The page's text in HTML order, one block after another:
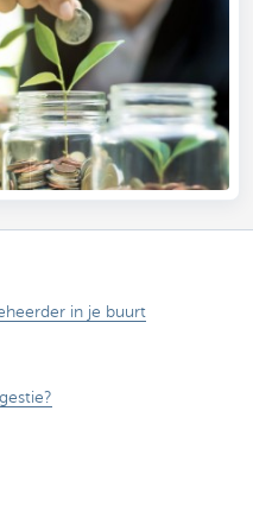
in je buurt